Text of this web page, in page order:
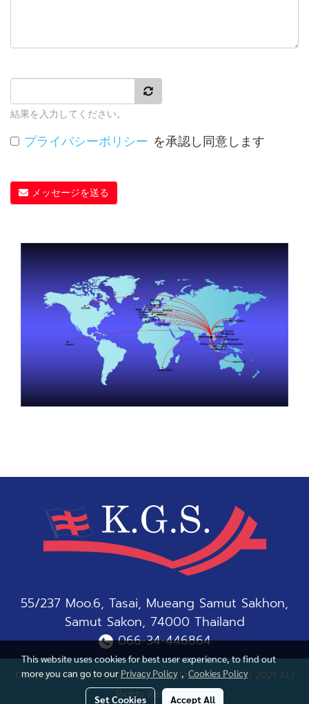
結果を入力してください。
プライバシーポリシー を承認し同意します
メッセージを送る
55/237 Moo.6, Tasai, Mueang Samut Sakhon,
Samut Sakon, 74000 Thailand
066-34-446864
Copyright KYOKUYO GLOBAL SEAFOODS CO., LTD 2021 ALl
Rights Reserved.
This website uses cookies for best user experience, to find out
more you can go to ourPrivacy Policy,Cookies Policy
Set Cookies Accept All